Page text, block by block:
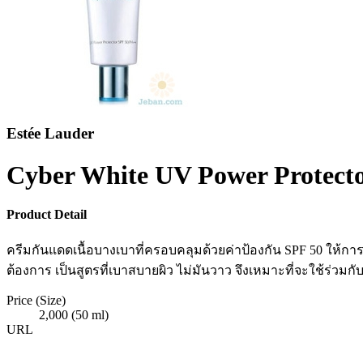
Estée Lauder
Cyber White UV Power
Product Detail
ครีมกันแดดเนื้อบางเบาที่ครอบคลุมด้วยค่าป้องกัน SPF 50 ให้
ต้องการ เป็นสูตรที่เบาสบายผิว ไม่มันวาว จึงเหมาะที่จะใช้ร่วมกั
Price (Size)
2,000 (50 ml)
URL